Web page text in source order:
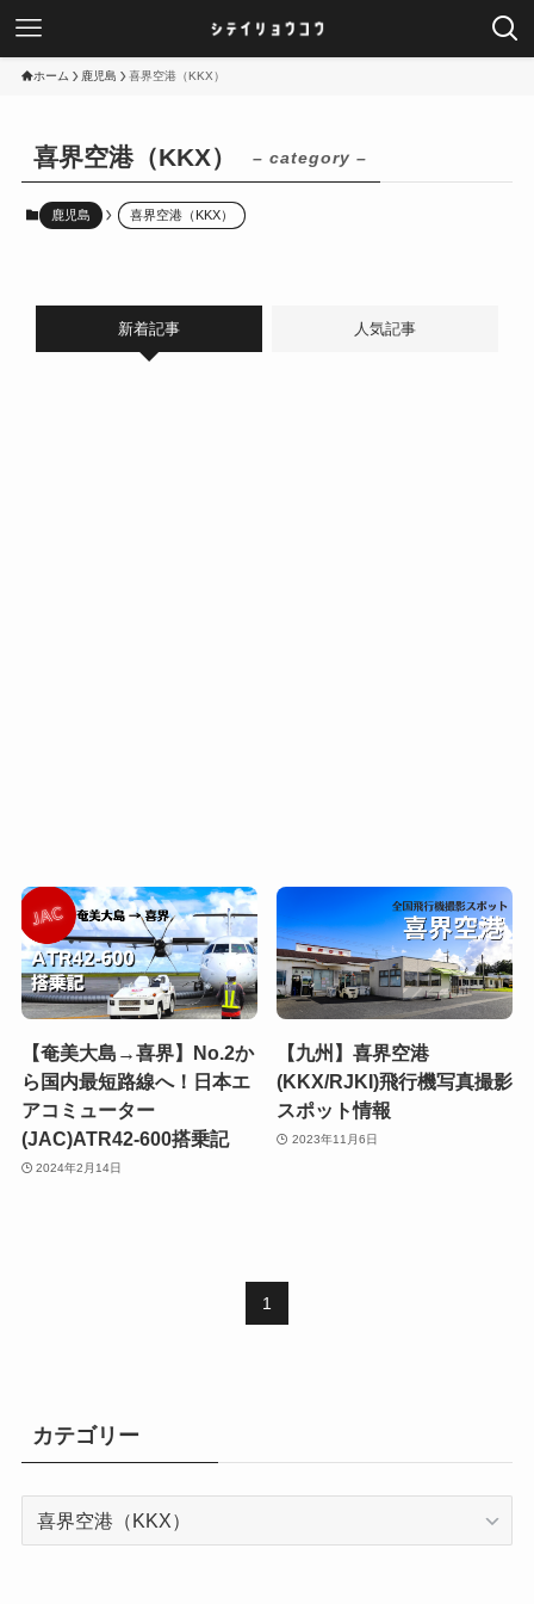
ホーム 鹿児島 喜界空港（KKX）
喜界空港（KKX） – category –
鹿児島 喜界空港（KKX）
新着記事 人気記事
【奄美大島→喜界】No.2か
ら国内最短路線へ！日本エ
アコミューター
(JAC)ATR42-600搭乗記
2024年2月14日
【九州】喜界空港
(KKX/RJKI)飛行機写真撮影
スポット情報
2023年11月6日
1
カテゴリー
カ